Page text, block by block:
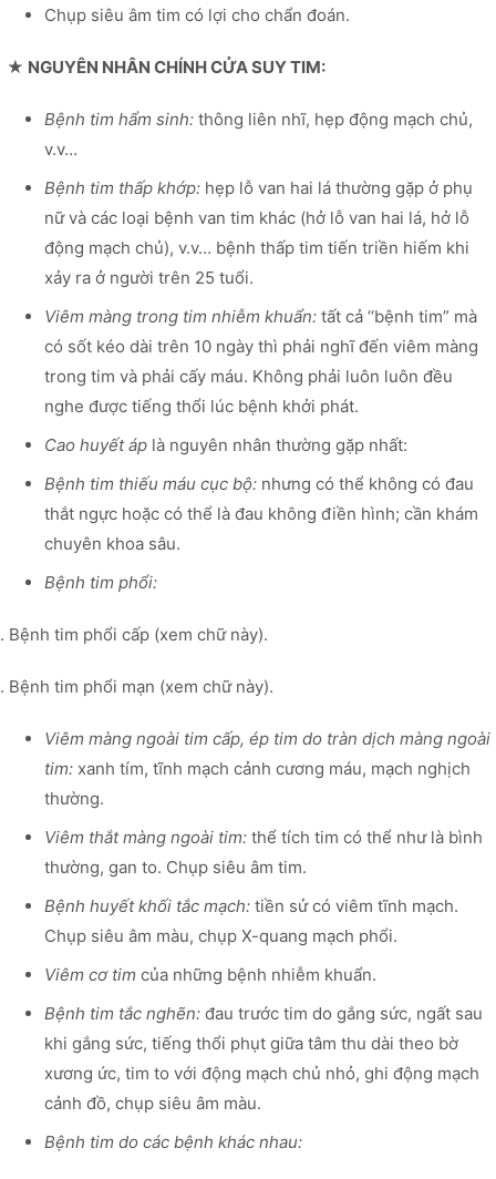
Chụp siêu âm tim có lợi cho chẩn đoán.
★ NGUYÊN NHÂN CHÍNH CỬA SUY TIM:
Bệnh tim hẩm sinh: thông liên nhĩ, hẹp động mạch chủ,
v.v…
Bệnh tim thấp khớp: hẹp lỗ van hai lá thường gặp ở phụ
nữ và các loại bệnh van tim khác (hở lỗ van hai lá, hở lỗ
động mạch chủ), v.v… bệnh thấp tim tiến triền hiếm khi
xảy ra ở người trên 25 tuổi.
Viêm màng trong tim nhiễm khuẩn: tất cả ‘‘bệnh tim” mà
có sốt kéo dài trên 10 ngày thì phải nghĩ đến viêm màng
trong tim và phải cấy máu. Không phải luôn luôn đều
nghe được tiếng thổi lúc bệnh khởi phát.
Cao huyết áp là nguyên nhân thường gặp nhất:
Bệnh tim thiếu máu cục bộ: nhưng có thể không có đau
thắt ngực hoặc có thể là đau không điền hình; cần khám
chuyên khoa sâu.
Bệnh tim phổi:
. Bệnh tim phổi cấp (xem chữ này).
. Bệnh tim phổi mạn (xem chữ này).
Viêm màng ngoài tim cấp, ép tim do tràn dịch màng ngoài
tim: xanh tím, tĩnh mạch cảnh cương máu, mạch nghịch
thường.
Viêm thắt màng ngoài tim: thể tích tim có thể như là bình
thường, gan to. Chụp siêu âm tim.
Bệnh huyết khối tắc mạch: tiền sử có viêm tĩnh mạch.
Chụp siêu âm màu, chụp X-quang mạch phổi.
Viêm cơ tim của những bệnh nhiễm khuẩn.
Bệnh tim tắc nghẽn: đau trước tim do gắng sức, ngất sau
khi gắng sức, tiếng thổi phụt giữa tâm thu dài theo bờ
xương ức, tim to với động mạch chủ nhỏ, ghi động mạch
cảnh đồ, chụp siêu âm màu.
Bệnh tim do các bệnh khác nhau: